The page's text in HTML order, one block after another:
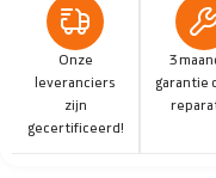
Onze
leveranciers
zijn
gecertificeerd!
3
garantie